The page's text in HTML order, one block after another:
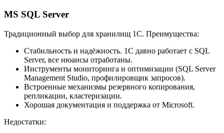
MS SQL Server
Традиционный выбор для хранилищ 1С. Преимущества:
Стабильность и надёжность. 1С давно работает с SQL
Server, все нюансы отработаны.
Инструменты мониторинга и оптимизации (SQL Server
Management Studio, профилировщик запросов).
Встроенные механизмы резервного копирования,
репликации, кластеризации.
Хорошая документация и поддержка от Microsoft.
Недостатки: